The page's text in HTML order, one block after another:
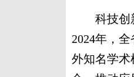
科技创新
2024年，
外知名学术